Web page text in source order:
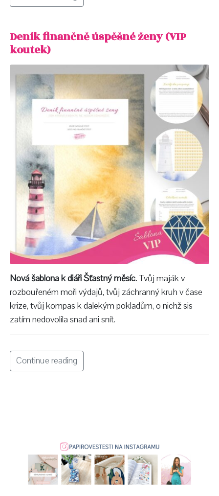
Deník finančně úspěšné ženy (VIP
koutek)
Nová šablona k diáři Šťastný měsíc.Tvůj maják v
rozbouřeném moři výdajů, tvůj záchranný kruh v čase
krize, tvůj kompas k dalekým pokladům, o nichž sis
zatím nedovolila snad ani snít.
Continue reading